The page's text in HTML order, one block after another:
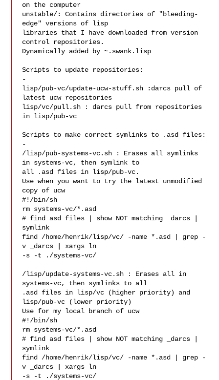
on the computer
unstable/: Contains directories of "bleeding-
edge" versions of lisp
libraries that I have downloaded from version
control repositories.
Dynamically added by ~.swank.lisp
Scripts to update repositories:
-
lisp/pub-vc/update-ucw-stuff.sh :darcs pull of
latest ucw repositories
lisp/vc/pull.sh : darcs pull from repositories
in lisp/pub-vc
Scripts to make correct symlinks to .asd files:
-
/lisp/pub-systems-vc.sh : Erases all symlinks
in systems-vc, then symlink to
all .asd files in lisp/pub-vc.
Use when you want to try the latest unmodified
copy of ucw
#!/bin/sh
rm systems-vc/*.asd
# find asd files | show NOT matching _darcs |
symlink
find /home/henrik/lisp/vc/ -name *.asd | grep -
v _darcs | xargs ln
-s -t ./systems-vc/
/lisp/update-systems-vc.sh : Erases all in
systems-vc, then symlinks to all
.asd files in lisp/vc (higher priority) and
lisp/pub-vc (lower priority)
Use for my local branch of ucw
#!/bin/sh
rm systems-vc/*.asd
# find asd files | show NOT matching _darcs |
symlink
find /home/henrik/lisp/vc/ -name *.asd | grep -
v _darcs | xargs ln
-s -t ./systems-vc/